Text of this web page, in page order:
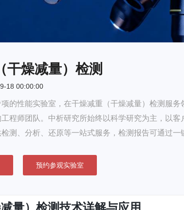
干燥减量）检测
18 00:00:00
的性能实验室，在干燥减重（干燥减量）检测服
程师团队。中析研究所始终以科学研究为主，以
测、分析、还原等一站式服务，检测报告可通过一
预约参观实验室
量）检测技术详解与应用